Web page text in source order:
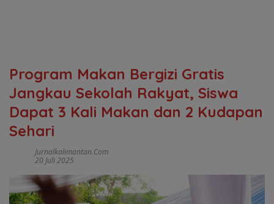
Program Makan Bergizi Gratis
Jangkau Sekolah Rakyat, Siswa
Dapat 3 Kali Makan dan 2 Kudapan
Sehari
Jurnalkalimantan.com
20 Juli 2025